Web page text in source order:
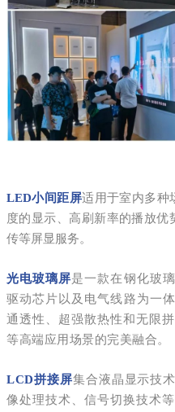
LED小间距屏适用于室内多种
度的显示、高刷新率的播放
传等屏显服务。
光电玻璃屏是一款在钢化玻
驱动芯片以及电气线路为一
通透性、超强散热性和无限
等高端应用场景的完美融合。
LCD拼接屏集合液晶显示技
像处理技术、信号切换技术